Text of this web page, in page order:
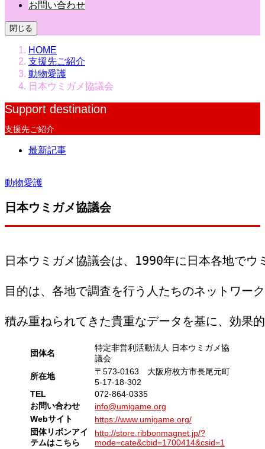
お問い合わせ
閉じる
HOME
支援先ご紹介
動物愛護
日本ウミガメ協議会
Support destination
支援先ご紹介
最新記事
動物愛護
日本ウミガメ協議会
日本ウミガメ協議会は、1990年に日本各地で
目的は、各地で調査を行う人たちのネットワー
積み重ねられてきた貴重なデータを基に、効果
団体名
特定非営利活動法人 日本ウミガメ協
議会
所在地
〒573-0163 大阪府枚方市長尾元町
5-17-18-302
TEL
072-864-0335
お問い合わせ
info@umigame.org
Webサイト
https://www.umigame.org/
団体リボンアイ
テムはこちら
http://store.ribbonmagnet.jp/?
mode=cate&cbid=1700414&csid=1